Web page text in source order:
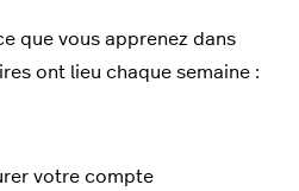
que vous apprenez dans
ont lieu chaque semaine :
votre compte